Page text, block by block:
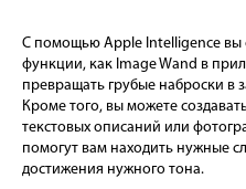
С помощью Apple Intelligence вы
функции, как Image Wand в
превращать грубые наброски в
Кроме того, вы можете
текстовых описаний или
помогут вам находить нужные
достижения нужного тона.